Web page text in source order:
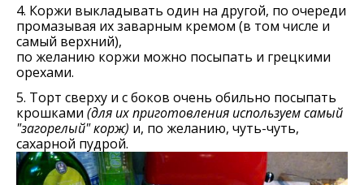
4. Коржи выкладывать один на другой, по очереди
промазывая их заварным кремом (в том числе и
самый верхний),
по желанию коржи можно посыпать и грецкими
орехами.
5. Торт сверху и с боков очень обильно посыпать
крошками (для их приготовления используем самый
"загорелый" корж) и, по желанию, чуть-чуть,
сахарной пудрой.